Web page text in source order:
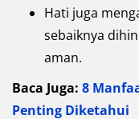
Hati juga
sebaiknya
aman.
Baca Juga: 8
Penting Diketahui